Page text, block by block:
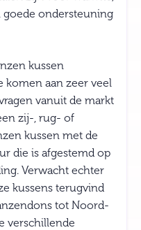
ondersteuning
kussen
komen aan zeer veel
vanuit de markt
zij-, rug- of
kussen met de
die is afgestemd op
Verwacht echter
kussens terugvind
tot Noord-
verschillende